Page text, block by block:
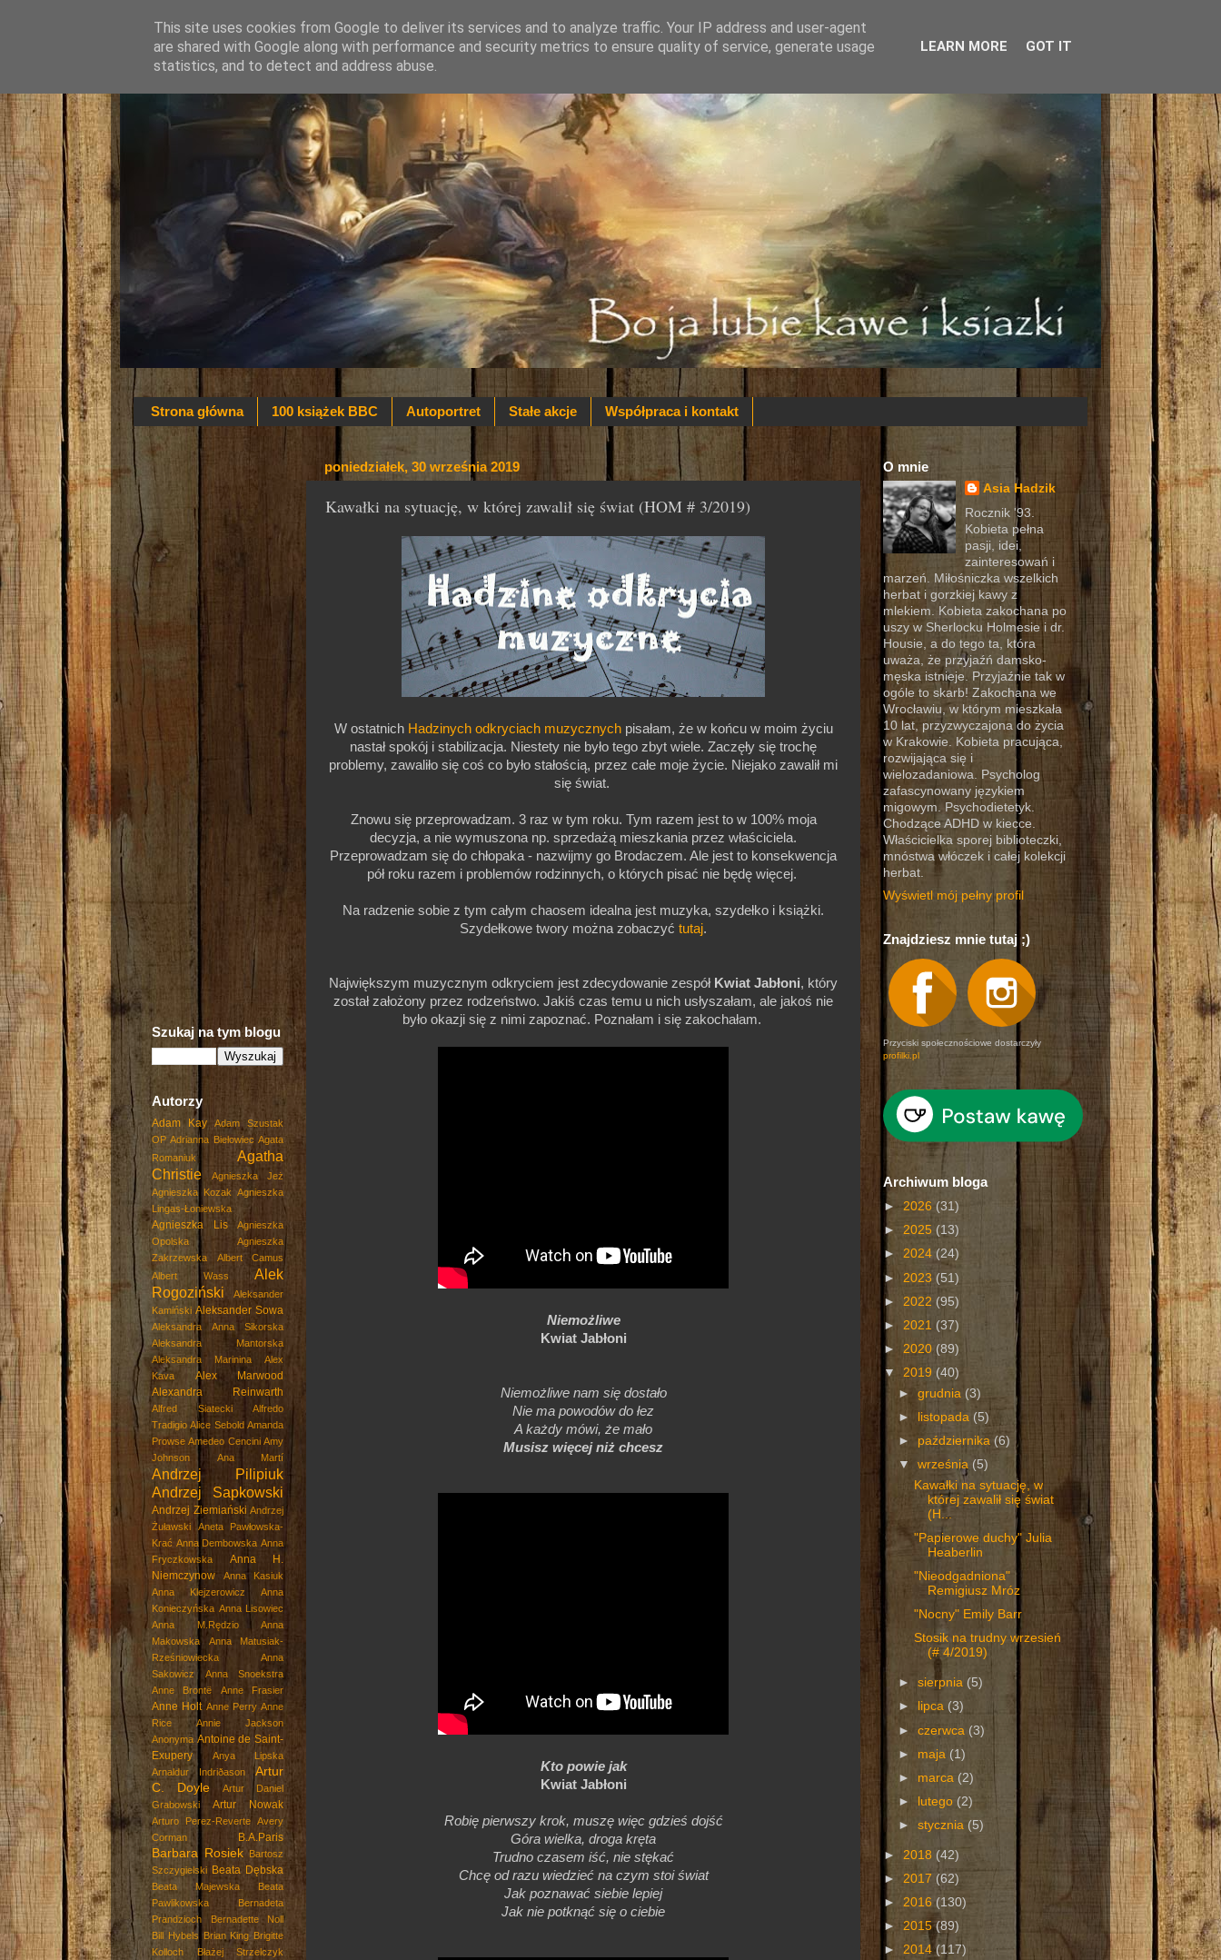
Strona główna 100 książek BBC Autoportret Stałe akcje Współpraca i kontakt
poniedziałek, 30 września 2019
Kawałki na sytuację, w której zawalił się świat (HOM # 3/2019)
W ostatnich Hadzinych odkryciach muzycznych pisałam, że w końcu w moim życiu
nastał spokój i stabilizacja. Niestety nie było tego zbyt wiele. Zaczęły się trochę
problemy, zawaliło się coś co było stałością, przez całe moje życie. Niejako zawalił mi
się świat.
Znowu się przeprowadzam. 3 raz w tym roku. Tym razem jest to w 100% moja
decyzja, a nie wymuszona np. sprzedażą mieszkania przez właściciela.
Przeprowadzam się do chłopaka - nazwijmy go Brodaczem. Ale jest to konsekwencja
pół roku razem i problemów rodzinnych, o których pisać nie będę więcej.
Na radzenie sobie z tym całym chaosem idealna jest muzyka, szydełko i książki.
Szydełkowe twory można zobaczyć tutaj.
Największym muzycznym odkryciem jest zdecydowanie zespół Kwiat Jabłoni, który
został założony przez rodzeństwo. Jakiś czas temu u nich usłyszałam, ale jakoś nie
było okazji się z nimi zapoznać. Poznałam i się zakochałam.
Niemożliwe
Kwiat Jabłoni
Niemożliwe nam się dostało
Nie ma powodów do łez
A każdy mówi, że mało
Musisz więcej niż chcesz
Kto powie jak
Kwiat Jabłoni
Robię pierwszy krok, muszę więc gdzieś dojść
Góra wielka, droga kręta
Trudno czasem iść, nie stękać
Chcę od razu wiedzieć na czym stoi świat
Jak poznawać siebie lepiej
Jak nie potknąć się o ciebie
Szukaj na tym blogu
Autorzy
Adam Kay
Adam Szustak
OP Adrianna Biełowiec Agata
Romaniuk
Agatha
Christie
Agnieszka Jeż
Agnieszka Kozak Agnieszka
Lingas-Łoniewska
Agnieszka Lis
Agnieszka
Opolska
Agnieszka
Zakrzewska
Albert Camus
Albert Wass
Alek
Rogoziński
Aleksander
Kamiński Aleksander Sowa
Aleksandra Anna Sikorska
Aleksandra Mantorska
Aleksandra Marinina
Alex
Kava
Alex Marwood
Alexandra Reinwarth
Alfred Siatecki
Alfredo
Tradigio Alice Sebold Amanda
Prowse Amedeo Cencini Amy
Johnson
Ana Martí
Andrzej Pilipiuk
Andrzej Sapkowski
Andrzej Ziemiański Andrzej
Żuławski
Aneta Pawłowska-
Krać Anna Dembowska Anna
Fryczkowska
Anna H.
Niemczynow
Anna Kasiuk
Anna Klejzerowicz
Anna
Konieczyńska Anna Lisowiec
Anna M.Rędzio
Anna
Makowska
Anna Matusiak-
Rześniowiecka
Anna
Sakowicz
Anna Snoekstra
Anne Brontë
Anne Frasier
Anne Holt Anne Perry Anne
Rice
Annie Jackson
Anonyma Antoine de Saint-
Exupery
Anya Lipska
Arnaldur Indriðason
Artur
C. Doyle
Artur Daniel
Grabowski
Artur Nowak
Arturo Perez-Reverte Avery
Corman
B.A.Paris
Barbara Rosiek
Bartosz
Szczygielski Beata Dębska
Beata Majewska
Beata
Pawlikowska
Bernadeta
Prandzioch
Bernadette Noll
Bill Hybels
Brian King Brigitte
Kolloch
Błażej Strzelczyk
O mnie
Asia Hadzik
Rocznik '93.
Kobieta pełna
pasji, idei,
zainteresowań i
marzeń. Miłośniczka wszelkich
herbat i gorzkiej kawy z
mlekiem. Kobieta zakochana po
uszy w Sherlocku Holmesie i dr.
Housie, a do tego ta, która
uważa, że przyjaźń damsko-
męska istnieje. Przyjaźnie tak w
ogóle to skarb! Zakochana we
Wrocławiu, w którym mieszkała
10 lat, przyzwyczajona do życia
w Krakowie. Kobieta pracująca,
rozwijająca się i
wielozadaniowa. Psycholog
zafascynowany językiem
migowym. Psychodietetyk.
Chodzące ADHD w kiecce.
Właścicielka sporej biblioteczki,
mnóstwa włóczek i całej kolekcji
herbat.
Wyświetl mój pełny profil
Znajdziesz mnie tutaj ;)
Przyciski społecznościowe dostarczyły
profilki.pl
Archiwum bloga
► 2026 (31)
► 2025 (13)
► 2024 (24)
► 2023 (51)
► 2022 (95)
► 2021 (37)
► 2020 (89)
▼ 2019 (40)
►grudnia (3)
►
listopada (5)
► października(6)
▼września (5)
Kawałki na sytuację, w
której zawalił się świat
(H...
"Papierowe duchy" Julia
Heaberlin
"Nieodgadniona"
Remigiusz Mróz
"Nocny" Emily Barr
Stosik na trudny wrzesień
(# 4/2019)
►sierpnia (5)
►
lipca (3)
►czerwca (3)
► maja (1)
► marca(2)
►
lutego (2)
►stycznia (5)
► 2018 (42)
► 2017 (62)
► 2016 (130)
► 2015(89)
► 2014(117)
This site uses cookies from Google to deliver its services and to analyze traffic. Your IP address and user-agent
are shared with Google along with performance and security metrics to ensure quality of service, generate usage
statistics, and to detect and address abuse.
LEARN MORE GOT IT